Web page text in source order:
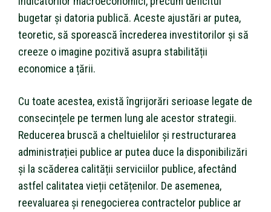
bugetar și datoria publică. Aceste ajustări ar putea,
teoretic, să sporească încrederea investitorilor și să
creeze o imagine pozitivă asupra stabilității
economice a țării.
Cu toate acestea, există îngrijorări serioase legate de
consecințele pe termen lung ale acestor strategii.
Reducerea bruscă a cheltuielilor și restructurarea
administrației publice ar putea duce la disponibilizări
și la scăderea calității serviciilor publice, afectând
astfel calitatea vieții cetățenilor. De asemenea,
reevaluarea și renegocierea contractelor publice ar